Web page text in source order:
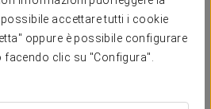
accettare tutti i cookie
oppure è possibile configurare
clic su "Configura".
Romantica
30 €